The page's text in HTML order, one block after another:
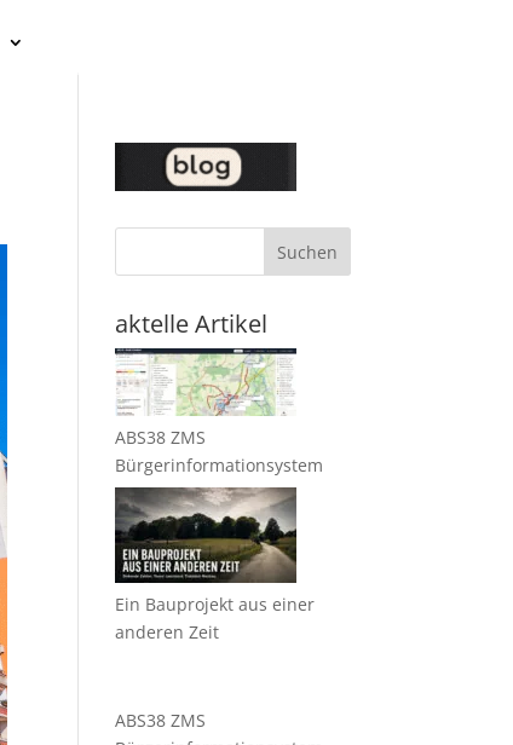
Suchen
aktelle Artikel
ABS38 ZMS
Bürgerinformationsystem
Ein Bauprojekt aus einer
anderen Zeit
ABS38 ZMS